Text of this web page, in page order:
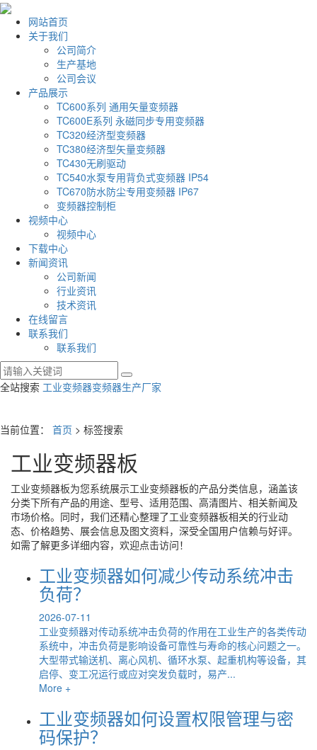
网站首页
关于我们
公司简介
生产基地
公司会议
产品展示
TC600系列 通用矢量变频器
TC600E系列 永磁同步专用变频器
TC320经济型变频器
TC380经济型矢量变频器
TC430无刷驱动
TC540水泵专用背负式变频器 IP54
TC670防水防尘专用变频器 IP67
变频器控制柜
视频中心
视频中心
下载中心
新闻资讯
公司新闻
行业资讯
技术资讯
在线留言
联系我们
联系我们
全站搜索 工业变频器变频器生产厂家
当前位置： 首页 > 标签搜索
工业变频器板
工业变频器板为您系统展示工业变频器板的产品分类信息，涵盖该
分类下所有产品的用途、型号、适用范围、高清图片、相关新闻及
市场价格。同时，我们还精心整理了工业变频器板相关的行业动
态、价格趋势、展会信息及图文资料，深受全国用户信赖与好评。
如需了解更多详细内容，欢迎点击访问！
工业变频器如何减少传动系统冲击
负荷？
2026-07-11
工业变频器对传动系统冲击负荷的作用在工业生产的各类传动
系统中，冲击负荷是影响设备可靠性与寿命的核心问题之一。
大型带式输送机、离心风机、循环水泵、起重机构等设备，其
启停、变工况运行或应对突发负载时，易产...
More +
工业变频器如何设置权限管理与密
码保护？